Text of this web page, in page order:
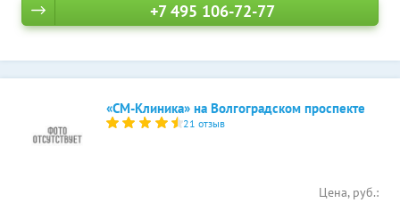
+7 495 106-72-77
«СМ-Клиника» на Волгоградском проспекте
21 отзыв
Цена, руб.: